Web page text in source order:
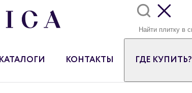
КАТАЛОГИ КОНТАКТЫ ГДЕ КУПИТЬ?